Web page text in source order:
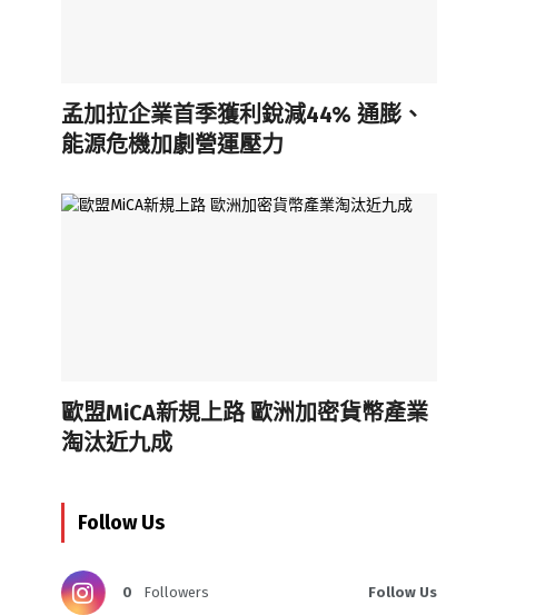
孟加拉企業首季獲利銳減44% 通膨、
能源危機加劇營運壓力
歐盟MiCA新規上路 歐洲加密貨幣產業
淘汰近九成
Follow Us
0 Followers Follow Us